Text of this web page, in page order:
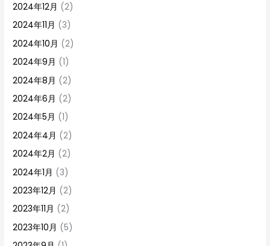
2024年12月 (2)
2024年11月 (3)
2024年10月 (2)
2024年9月 (1)
2024年8月 (2)
2024年6月 (2)
2024年5月 (1)
2024年4月 (2)
2024年2月 (2)
2024年1月 (3)
2023年12月 (2)
2023年11月 (2)
2023年10月 (5)